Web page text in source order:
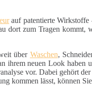
auf patentierte Wirkstoffe
dort zum Tragen kommt,
über Waschen,
ihrem neuen Look haben
vor. Dabei gehört
kommen lässt, können